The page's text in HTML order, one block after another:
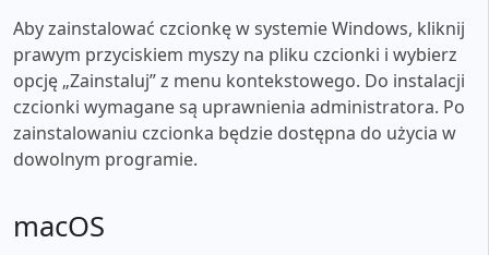
Aby zainstalować czcionkę w systemie Windows, kliknij
prawym przyciskiem myszy na pliku czcionki i wybierz
opcję „Zainstaluj” z menu kontekstowego. Do instalacji
czcionki wymagane są uprawnienia administratora. Po
zainstalowaniu czcionka będzie dostępna do użycia w
dowolnym programie.
macOS